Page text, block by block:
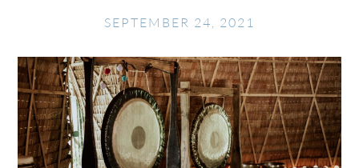
SEPTEMBER 24, 2021